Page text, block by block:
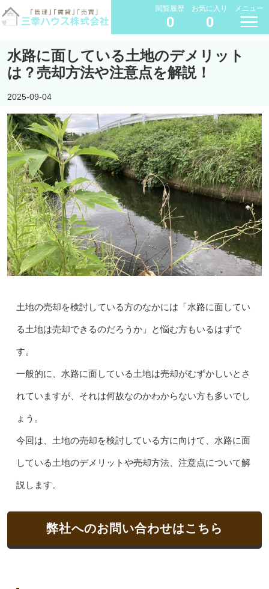
閲覧履歴
0
お気に入り
0
メニュー
水路に面している土地のデメリット
は？売却方法や注意点を解説！
2025-09-04
土地の売却を検討している方のなかには「水路に面してい
る土地は売却できるのだろうか」と悩む方もいるはずで
す。
一般的に、水路に面している土地は売却がむずかしいとさ
れていますが、それは何故なのかわからない方も多いでし
ょう。
今回は、土地の売却を検討している方に向けて、水路に面
している土地のデメリットや売却方法、注意点について解
説します。
弊社へのお問い合わせはこちら